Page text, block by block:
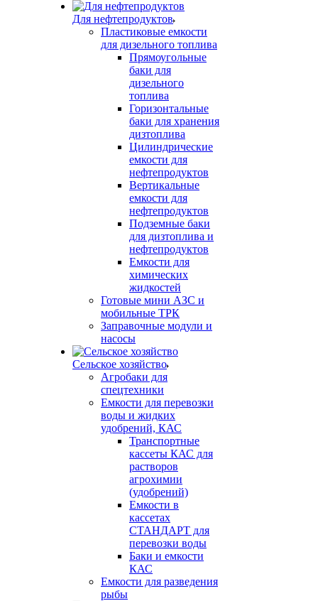
Для нефтепродуктов
Пластиковые емкости
для дизельного топлива
Прямоугольные
баки для
дизельного
топлива
Горизонтальные
баки для хранения
дизтоплива
Цилиндрические
емкости для
нефтепродуктов
Вертикальные
емкости для
нефтепродуктов
Подземные баки
для дизтоплива и
нефтепродуктов
Емкости для
химических
жидкостей
Готовые мини АЗС и
мобильные ТРК
Заправочные модули и
насосы
Сельское хозяйство
Агробаки для
спецтехники
Емкости для перевозки
воды и жидких
удобрений, КАС
Транспортные
кассеты КАС для
растворов
агрохимии
(удобрений)
Емкости в
кассетах
СТАНДАРТ для
перевозки воды
Баки и емкости
КАС
Емкости для разведения
рыбы